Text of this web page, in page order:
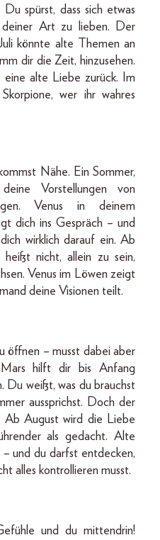
spürst, dass sich etwas
Art zu lieben. Der
könnte alte Themen an
dir die Zeit, hinzusehen.
eine alte Liebe zurück. Im
wer ihr wahres
Nähe. Ein Sommer,
Vorstellungen von
Venus in deinem
dich ins Gespräch – und
wirklich darauf ein. Ab
nicht, allein zu sein,
Venus im Löwen zeigt
deine Visionen teilt.
öffnen – musst dabei aber
Mars hilft dir bis Anfang
Du weißt, was du brauchst
aussprichst. Doch der
Ab August wird die Liebe
als gedacht. Alte
und du darfst entdecken,
alles kontrollieren musst.
und du mittendrin!